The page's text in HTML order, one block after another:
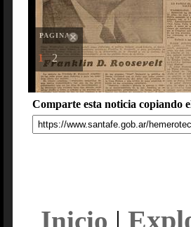
PAGINAS
1 2
Comparte esta noticia copiando
Inicio |